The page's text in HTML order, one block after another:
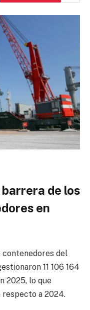
de los
en
contenedores del
11 106 164
2025, lo que
respecto a 2024.